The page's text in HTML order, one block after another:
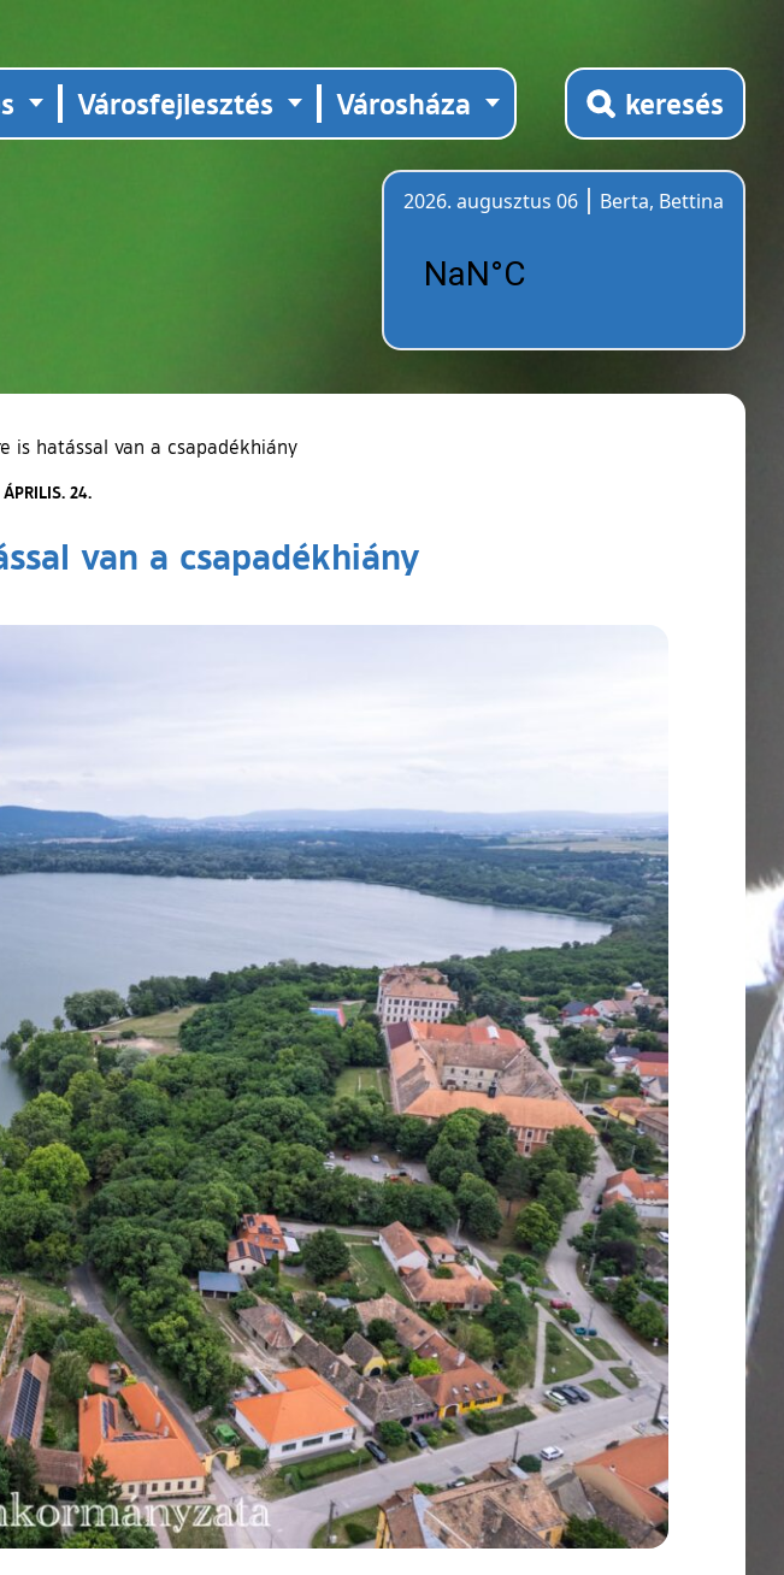
Városfejlesztés Városháza keresés
2026. augusztus 06
Berta, Bettina
is hatással van a csapadékhiány
24.
van a csapadékhiány